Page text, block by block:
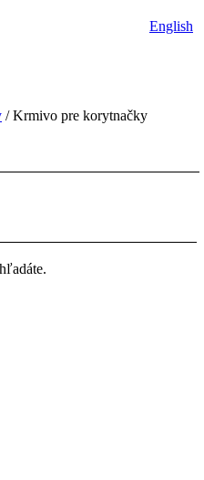
English
/ Krmivo pre korytnačky